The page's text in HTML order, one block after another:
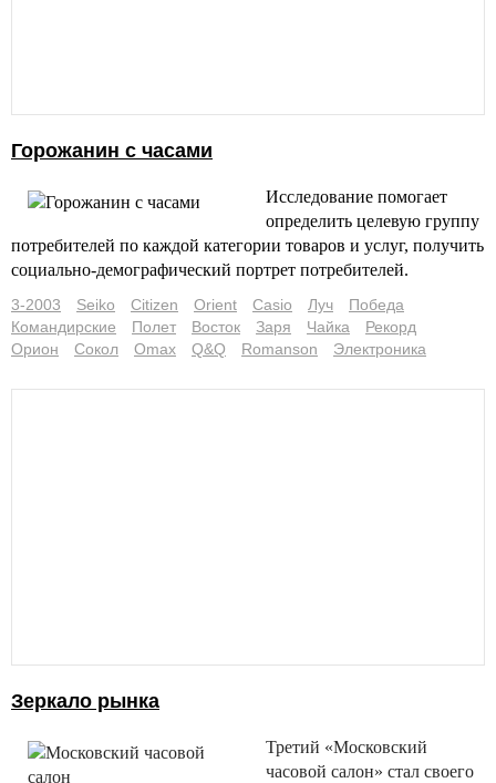
Горожанин с часами
Исследование помогает
определить целевую группу
потребителей по каждой категории товаров и услуг, получить
социально-демографический портрет потребителей.
3-2003 Seiko Citizen Orient Casio Луч
Победа
Командирские
Полет Восток Заря Чайка
Рекорд
Орион
Сокол Omax Q&Q Romanson Электроника
Зеркало рынка
Третий «Московский
часовой салон» стал своего